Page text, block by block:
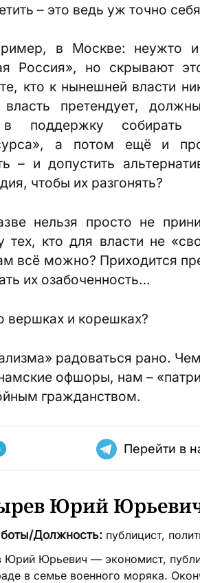
– это ведь уж точно
в Москве: неужто
Россия», но скрывают
кто к нынешней власти
претендует,
поддержку собирать
а потом ещё и
– и допустить
чтобы их разгонять?
нельзя просто не
кто для власти не
всё можно? Приходится
их озабоченность…
вершках и корешках?
радоваться рано.
офшоры, нам –
гражданством.
Перейти в
Юрий
Должность: публицист,
Юрий Юрьевич — экономист,
в семье военного моряка.